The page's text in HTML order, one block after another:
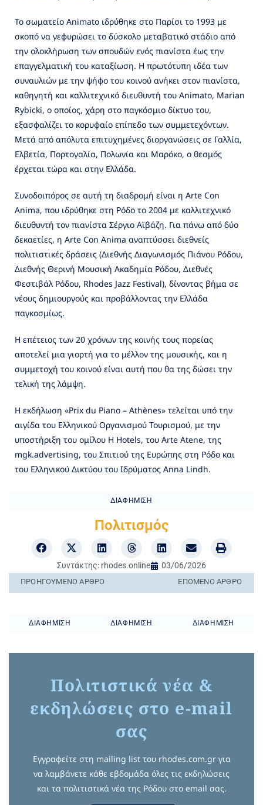
Το σωματείο Animato ιδρύθηκε στο Παρίσι το 1993 με
σκοπό να γεφυρώσει το δύσκολο μεταβατικό στάδιο από
την ολοκλήρωση των σπουδών ενός πιανίστα έως την
επαγγελματική του καταξίωση. Η πρωτότυπη ιδέα των
συναυλιών με την ψήφο του κοινού ανήκει στον πιανίστα,
καθηγητή και καλλιτεχνικό διευθυντή του Animato, Marian
Rybicki, ο οποίος, χάρη στο παγκόσμιο δίκτυο του,
εξασφαλίζει το κορυφαίο επίπεδο των συμμετεχόντων.
Μετά από απόλυτα επιτυχημένες διοργανώσεις σε Γαλλία,
Ελβετία, Πορτογαλία, Πολωνία και Μαρόκο, ο θεσμός
έρχεται τώρα και στην Ελλάδα.
Συνοδοιπόρος σε αυτή τη διαδρομή είναι η Arte Con
Anima, που ιδρύθηκε στη Ρόδο το 2004 με καλλιτεχνικό
διευθυντή τον πιανίστα Σέργιο Αϊβάζη. Για πάνω από δύο
δεκαετίες, η Arte Con Anima αναπτύσσει διεθνείς
πολιτιστικές δράσεις (Διεθνής Διαγωνισμός Πιάνου Ρόδου,
Διεθνής Θερινή Μουσική Ακαδημία Ρόδου, Διεθνές
Φεστιβάλ Ρόδου, Rhodes Jazz Festival), δίνοντας βήμα σε
νέους δημιουργούς και προβάλλοντας την Ελλάδα
παγκοσμίως.
Η επέτειος των 20 χρόνων της κοινής τους πορείας
αποτελεί μια γιορτή για το μέλλον της μουσικής, και η
συμμετοχή του κοινού είναι αυτή που θα της δώσει την
τελική της λάμψη.
Η εκδήλωση «Prix du Piano – Athènes» τελείται υπό την
αιγίδα του Ελληνικού Οργανισμού Τουρισμού, με την
υποστήριξη του ομίλου H Hotels, του Arte Atene, της
mgk.advertising, του Σπιτιού της Ευρώπης στη Ρόδο και
του Ελληνικού Δικτύου του Ιδρύματος Anna Lindh.
ΔΙΑΦΉΜΙΣΗ
Πολιτισμός
Συντάκτης: rhodes.online 03/06/2026
ΠΡΟΗΓΟΎΜΕΝO ΆΡΘΡΟ ΕΠΌΜΕΝΟ ΆΡΘΡΟ
ΔΙΑΦΉΜΙΣΗ ΔΙΑΦΉΜΙΣΗ ΔΙΑΦΉΜΙΣΗ
Πολιτιστικά νέα &
εκδηλώσεις στο e-mail
σας
Εγγραφείτε στη mailing list του rhodes.com.gr για
να λαμβάνετε κάθε εβδομάδα όλες τις εκδηλώσεις
και τα πολιτιστικά νέα της Ρόδου στο email σας.